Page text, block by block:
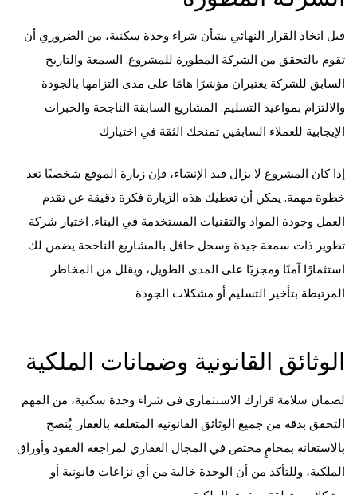
قبل اتخاذ القرار النهائي بشأن شراء وحدة سكنية، من الضروري أن
تقوم بالتحقق من الشركة المطورة للمشروع. السمعة والتاريخ
السابق للشركة يعتبران مؤشرًا هامًا على مدى التزامها بالجودة
والالتزام بمواعيد التسليم. المشاريع السابقة الناجحة والخبرات
الإيجابية للعملاء السابقين تمنحك الثقة في اختيارك
إذا كان المشروع لا يزال قيد الإنشاء، فإن زيارة الموقع شخصيًا تعد
خطوة مهمة. يمكن أن تعطيك هذه الزيارة فكرة دقيقة عن تقدم
العمل وجودة المواد والتقنيات المستخدمة في البناء. اختيار شركة
تطوير ذات سمعة جيدة وسجل حافل بالمشاريع الناجحة يضمن لك
استثمارًا آمنًا ومجزيًا على المدى الطويل، ويقلل من المخاطر
المرتبطة بتأخير التسليم أو مشكلات الجودة
الوثائق القانونية وضمانات الملكية
لضمان سلامة قرارك الاستثماري في شراء وحدة سكنية، من المهم
التحقق بدقة من جميع الوثائق القانونية المتعلقة بالعقار. يُنصح
بالاستعانة بمحامٍ مختص في المجال العقاري لمراجعة العقود وأوراق
الملكية، وللتأكد من أن الوحدة خالية من أي نزاعات قانونية أو